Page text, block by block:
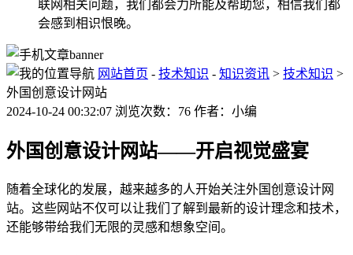
联网相关问题，我们都会力所能及帮助您，相信我们都
会感到相识恨晚。
网站首页 - 技术知识 - 知识资讯 > 技术知识 >
外国创意设计网站
2024-10-24 00:32:07 浏览次数：76 作者：小编
外国创意设计网站——开启视觉盛宴
随着全球化的发展，越来越多的人开始关注外国创意设计网
站。这些网站不仅可以让我们了解到最新的设计理念和技术，
还能够带给我们无限的灵感和想象空间。